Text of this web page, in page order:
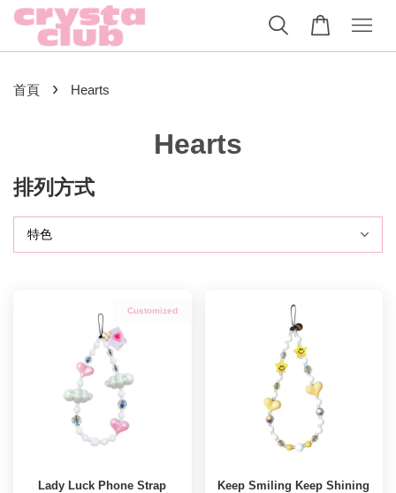
首頁 › Hearts
Hearts
排列方式
Customized
Lady Luck Phone Strap
Keep Smiling Keep Shining